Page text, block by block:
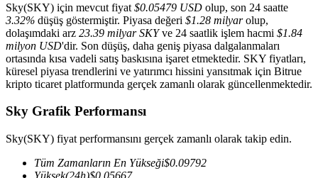
COIN-M Vadeli İşlemleri
Kripto Para Vadeli İşlemleri
Sky(SKY) için mevcut fiyat $0.05479 USD olup, son 24 saatte
3.32% düşüş göstermiştir. Piyasa değeri $1.28 milyarolup,
dolaşımdaki arz 23.39 milyar SKYve 24 saatlik işlem hacmi $1.84
milyon USD'dir. Son düşüş, daha geniş piyasa dalgalanmaları
ortasında kısa vadeli satış baskısına işaret etmektedir. SKY fiyatları,
küresel piyasa trendlerini ve yatırımcı hissini yansıtmak için Bitrue
kripto ticaret platformunda gerçek zamanlı olarak güncellenmektedir.
Sky Grafik Performansı
Sky(SKY) fiyat performansını gerçek zamanlı olarak takip edin.
Tüm Zamanların En Yükseği$0.09792